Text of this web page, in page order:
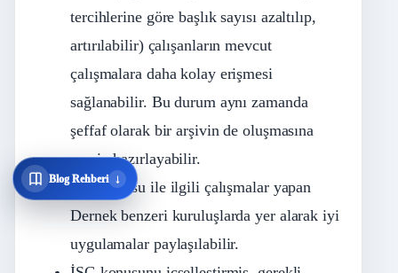
tercihlerine göre başlık sayısı azaltılıp,
artırılabilir) çalışanların mevcut
çalışmalara daha kolay erişmesi
sağlanabilir. Bu durum aynı zamanda
şeffaf olarak bir arşivin de oluşmasına
zemin hazırlayabilir.
İSG konusu ile ilgili çalışmalar yapan
Dernek benzeri kuruluşlarda yer alarak iyi
uygulamalar paylaşılabilir.
Blog Rehberi ↓